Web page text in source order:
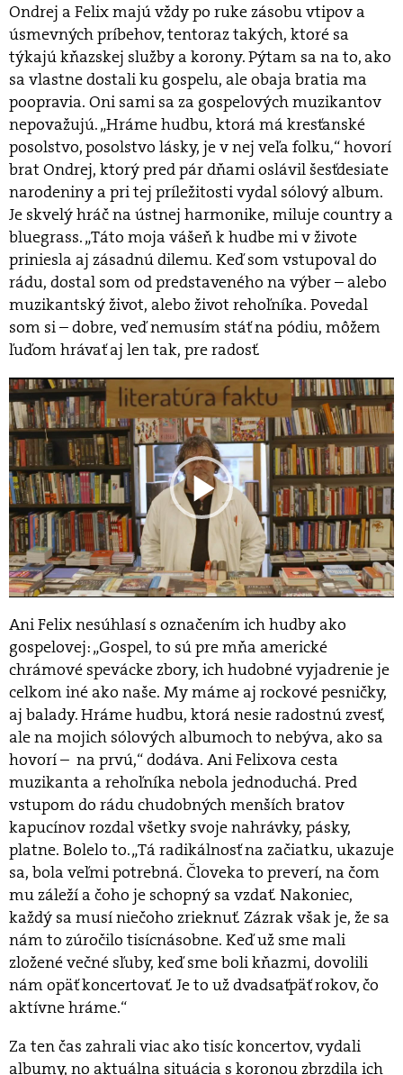
Ondrej a Felix majú vždy po ruke zásobu vtipov a
úsmevných príbehov, tentoraz takých, ktoré sa
týkajú kňazskej služby a korony. Pýtam sa na to, ako
sa vlastne dostali ku gospelu, ale obaja bratia ma
poopravia. Oni sami sa za gospelových muzikantov
nepovažujú. „Hráme hudbu, ktorá má kresťanské
posolstvo, posolstvo lásky, je v nej veľa folku,“ hovorí
brat Ondrej, ktorý pred pár dňami oslávil šesťdesiate
narodeniny a pri tej príležitosti vydal sólový album.
Je skvelý hráč na ústnej harmonike, miluje country a
bluegrass. „Táto moja vášeň k hudbe mi v živote
priniesla aj zásadnú dilemu. Keď som vstupoval do
rádu, dostal som od predstaveného na výber – alebo
muzikantský život, alebo život rehoľníka. Povedal
som si – dobre, veď nemusím stáť na pódiu, môžem
ľuďom hrávať aj len tak, pre radosť.
.TÝŽDEŇ
Ani Felix nesúhlasí s označením ich hudby ako
gospelovej: „Gospel, to sú pre mňa americké
chrámové spevácke zbory, ich hudobné vyjadrenie je
celkom iné ako naše. My máme aj rockové pesničky,
aj balady. Hráme hudbu, ktorá nesie radostnú zvesť,
ale na mojich sólových albumoch to nebýva, ako sa
hovorí – na prvú,“ dodáva. Ani Felixova cesta
muzikanta a rehoľníka nebola jednoduchá. Pred
vstupom do rádu chudobných menších bratov
kapucínov rozdal všetky svoje nahrávky, pásky,
platne. Bolelo to. „Tá radikálnosť na začiatku, ukazuje
sa, bola veľmi potrebná. Človeka to preverí, na čom
mu záleží a čoho je schopný sa vzdať. Nakoniec,
každý sa musí niečoho zrieknuť. Zázrak však je, že sa
nám to zúročilo tisícnásobne. Keď už sme mali
zložené večné sľuby, keď sme boli kňazmi, dovolili
nám opäť koncertovať. Je to už dvadsaťpäť rokov, čo
aktívne hráme.“
Za ten čas zahrali viac ako tisíc koncertov, vydali
albumy, no aktuálna situácia s koronou zbrzdila ich